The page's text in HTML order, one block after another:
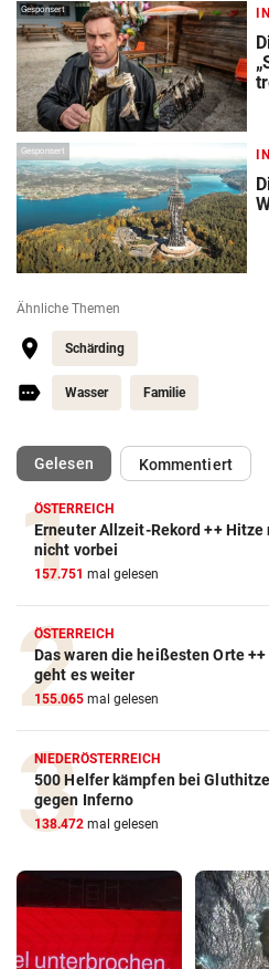
Gesponsert
Gesponsert
Ähnliche Themen
Schärding
Wasser Familie
Gelesen(ausgewählt)Kommentiert
ÖSTERREICH
Erneuter Allzeit-Rekord ++ Hitze
nicht vorbei
157.751 mal gelesen
ÖSTERREICH
Das waren die heißesten Orte ++
geht es weiter
155.065 mal gelesen
NIEDERÖSTERREICH
500 Helfer kämpfen bei Gluthitze
gegen Inferno
138.472 mal gelesen